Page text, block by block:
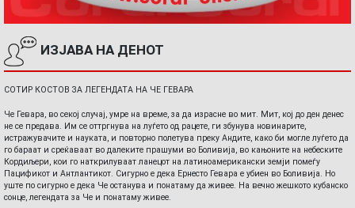
ИЗЈАВА НА ДЕНОТ
СОТИР КОСТОВ ЗА ЛЕГЕНДАТА НА ЧЕ ГЕВАРА
Че Гевара, во секој случај, умре на време, за да израсне во мит. Мит, кој до ден денес
не се предава. Им се оттргнува на луѓето од рацете, ги збунува новинарите,
истражувачите и науката, и повторно полетува преку Андите, како би могле луѓето да
го бараат и среќаваат во далеките прашуми во Боливија, во кањоните на небеските
Кордиљери, кои го наткрилуваат ланецот на латиноамерикански земји помеѓу
Пацификот и Антлантикот. Сигурно е дека Ернесто Гевара е убиен во Боливија. Но
уште по сигурно е дека Че останува и понатаму да живее. На вечно жешкото кубанско
сонце, легендата за Че и понатаму живее.